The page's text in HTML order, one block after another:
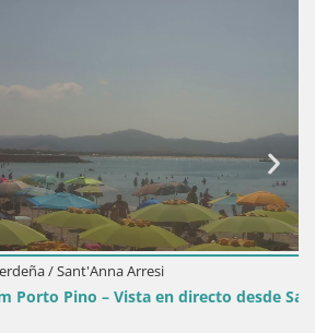
Arresi
Vista en directo desde Sant’Anna